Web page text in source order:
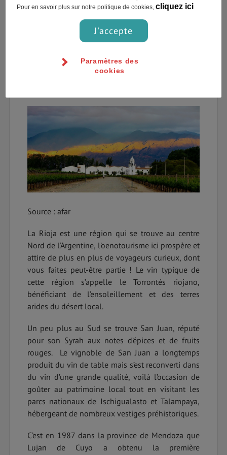
: Torrontés, Chardonnay, Sauvignon
au Nord de l’Argentine dispose des
3000 mètres d’altitude. C’est également dans
Source : afar
La Rioja est une région qui se trouve au centre
Nord de l’Argentine, l’oenotourisme ici prospère et
attire de plus en plus de voyageurs curieux, dont
vous faites peut-être partie ! Le vin typique de
cette région s’appelle le Torrontés riojano,
bénéficiant de l’ensoleillement et des terres
arides du désert local.
Un peu plus au Sud se trouve San Juan, réputé
pour son Syrah aux notes d’épices et de fruits
rouges. Le vignoble de San Juan a longtemps
produit du vin de table mais s’est reconverti dans
du vin d’une grande qualité, voilà l’occasion de
goûter au patrimoine local tout en visitant les
parcs nationaux de Ischigualasto et Talampaya,
hébergeant de nombreux vestiges préhistoriques.
C’est en 1987 dans la province de Mendoza que
Lujan de Cuyo a obtenu la première
Pour en savoir plus sur notre politique de cookies,cliquez ici
J'accepte
Paramètres des
cookies